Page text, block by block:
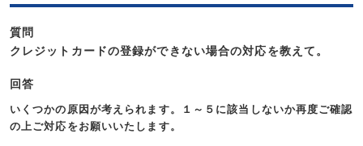
質問
クレジットカードの登録ができない場合の対応を教えて。
回答
いくつかの原因が考えられます。１～５に該当しないか再度ご確認
の上ご対応をお願いいたします。